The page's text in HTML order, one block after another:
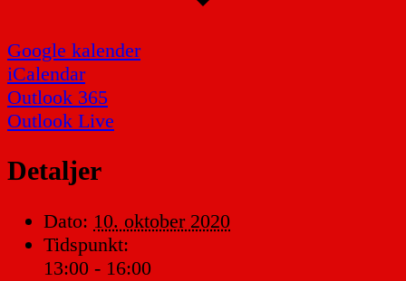
Google kalender
iCalendar
Outlook 365
Outlook Live
Detaljer
Dato: 10. oktober 2020
Tidspunkt:
13:00 - 16:00